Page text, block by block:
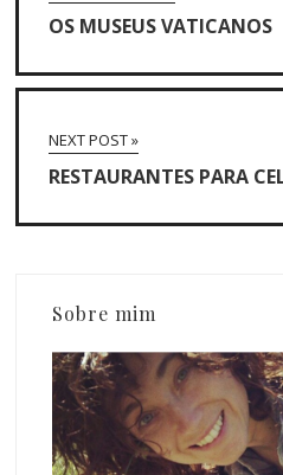
OS MUSEUS VATICANOS
NEXT POST »
RESTAURANTES PARA
Sobre mim